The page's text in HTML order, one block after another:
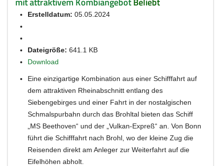
Erstelldatum: 05.05.2024
Dateigröße: 641.1 KB
Download
Eine einzigartige Kombination aus einer Schifffahrt auf
dem attraktiven Rheinabschnitt entlang des
Siebengebirges und einer Fahrt in der nostalgischen
Schmalspurbahn durch das Brohltal bieten das Schiff
„MS Beethoven“ und der „Vulkan-Expreß“ an. Von Bonn
führt die Schifffahrt nach Brohl, wo der kleine Zug die
Reisenden direkt am Anleger zur Weiterfahrt auf die
Eifelhöhen abholt.